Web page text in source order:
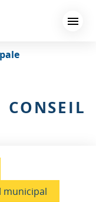
CONSEIL
municipal